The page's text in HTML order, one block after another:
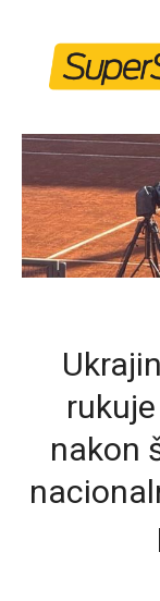
content
nakon